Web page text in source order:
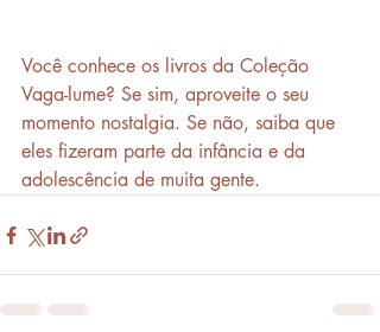
Você conhece os livros da Coleção
Vaga-lume? Se sim, aproveite o seu
momento nostalgia. Se não, saiba que
eles fizeram parte da infância e da
adolescência de muita gente.